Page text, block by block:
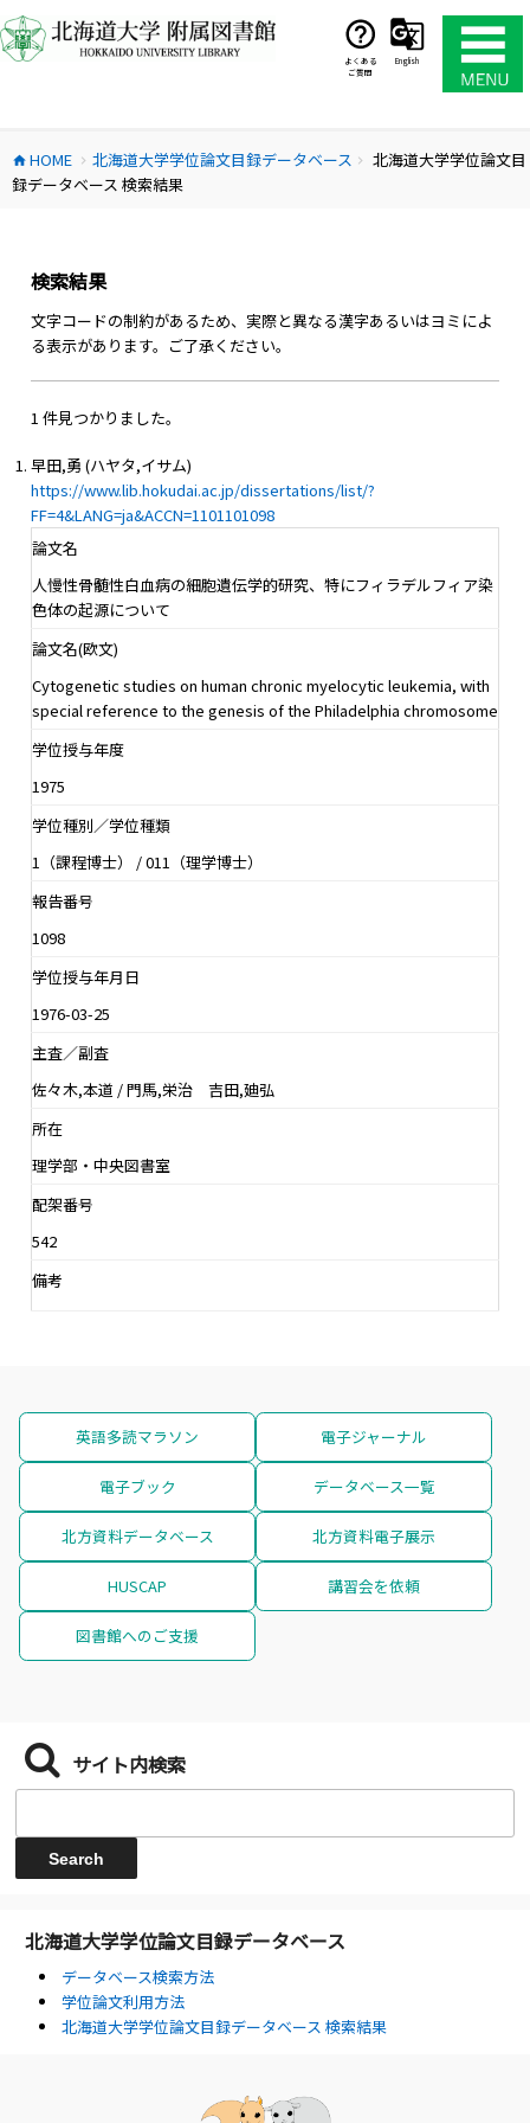
ン
テ
ス
キ
よくある
ご質問
English
home HOME chevron_right 北海道大学学位論文目録データベース chevron_right
北海道大学学位論文目
録データベース 検索結果
検索結果
文字コードの制約があるため、実際と異なる漢字あるいはヨミによ
る表示があります。ご了承ください。
1 件見つかりました。
早田,勇 (ハヤタ,イサム)
https://www.lib.hokudai.ac.jp/dissertations/list/?
FF=4&LANG=ja&ACCN=1101101098
論文名
人慢性骨髄性白血病の細胞遺伝学的研究、特にフィラデルフィア染
色体の起源について
論文名(欧文)
Cytogenetic studies on human chronic myelocytic leukemia, with
special reference to the genesis of the Philadelphia chromosome
学位授与年度
1975
学位種別／学位種類
1（課程博士） / 011（理学博士）
報告番号
1098
学位授与年月日
1976-03-25
主査／副査
佐々木,本道 / 門馬,栄治 吉田,廸弘
所在
理学部・中央図書室
配架番号
542
備考
英語多読マラソン 電子ジャーナル
電子ブック データベース一覧
北方資料データベース 北方資料電子展示
HUSCAP 講習会を依頼
図書館へのご支援
サイト内検索
北海道大学学位論文目録データベース
データベース検索方法
学位論文利用方法
北海道大学学位論文目録データベース 検索結果